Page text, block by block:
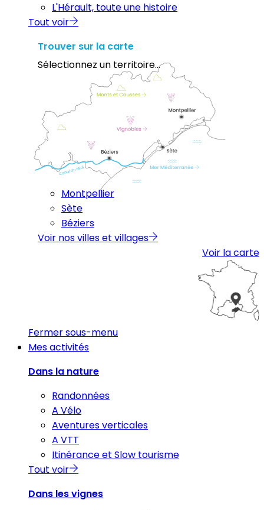
L'Hérault, toute une histoire
Tout voir
Trouver sur la carte
Sélectionnez un territoire...
Montpellier
Sète
Béziers
Voir nos villes et villages
Voir la carte
Fermer sous-menu
Mes activités
Dans la nature
Randonnées
A Vélo
Aventures verticales
A VTT
Itinérance et Slow tourisme
Tout voir
Dans les vignes